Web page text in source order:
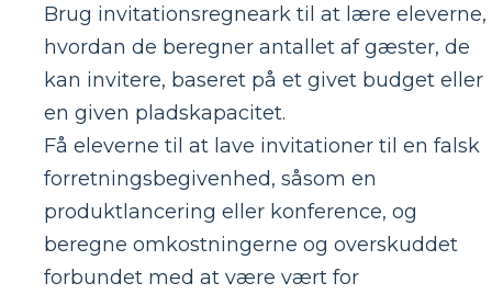
Brug invitationsregneark til at lære eleverne,
hvordan de beregner antallet af gæster, de
kan invitere, baseret på et givet budget eller
en given pladskapacitet.
Få eleverne til at lave invitationer til en falsk
forretningsbegivenhed, såsom en
produktlancering eller konference, og
beregne omkostningerne og overskuddet
forbundet med at være vært for